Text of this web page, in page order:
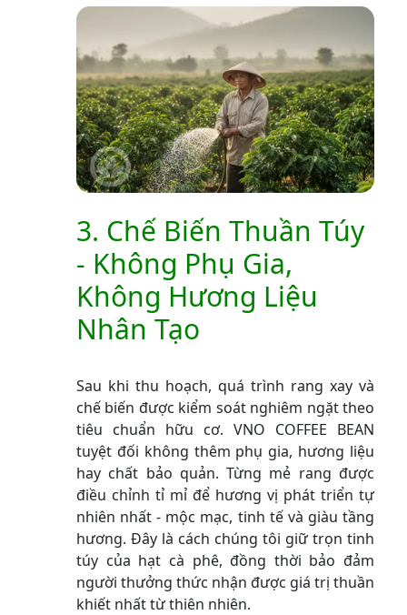
3. Chế Biến Thuần Túy
- Không Phụ Gia,
Không Hương Liệu
Nhân Tạo
Sau khi thu hoạch, quá trình rang xay và
chế biến được kiểm soát nghiêm ngặt theo
tiêu chuẩn hữu cơ. VNO COFFEE BEAN
tuyệt đối không thêm phụ gia, hương liệu
hay chất bảo quản. Từng mẻ rang được
điều chỉnh tỉ mỉ để hương vị phát triển tự
nhiên nhất - mộc mạc, tinh tế và giàu tầng
hương. Đây là cách chúng tôi giữ trọn tinh
túy của hạt cà phê, đồng thời bảo đảm
người thưởng thức nhận được giá trị thuần
khiết nhất từ thiên nhiên.